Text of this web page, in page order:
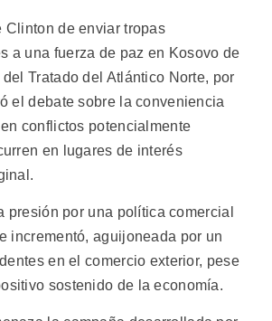
Clinton de enviar tropas
a una fuerza de paz en Kosovo de
Tratado del Atlántico Norte, por
el debate sobre la conveniencia
conflictos potencialmente
en lugares de interés
presión por una política comercial
incrementó, aguijoneada por un
en el comercio exterior, pese
sostenido de la economía.